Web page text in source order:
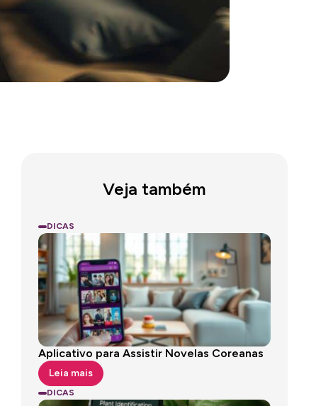
Veja também
DICAS
Aplicativo para Assistir Novelas Coreanas
Leia mais
DICAS